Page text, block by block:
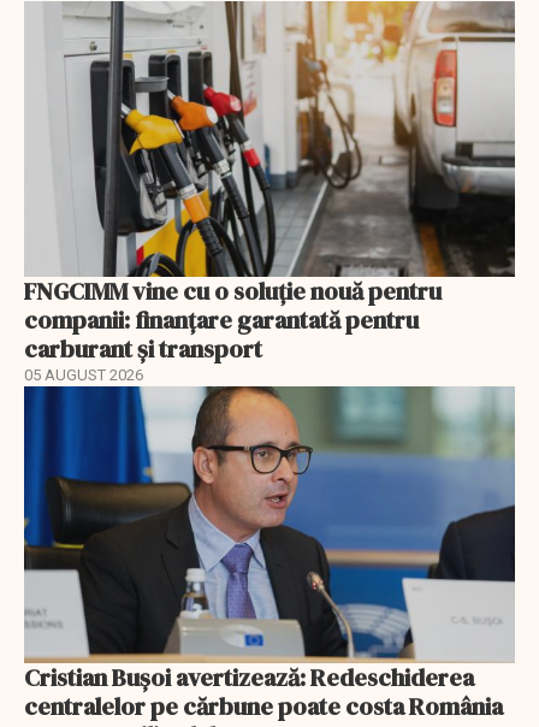
FNGCIMM vine cu o soluție nouă pentru
companii: finanțare garantată pentru
carburant și transport
05 AUGUST 2026
Cristian Bușoi avertizează: Redeschiderea
centralelor pe cărbune poate costa România